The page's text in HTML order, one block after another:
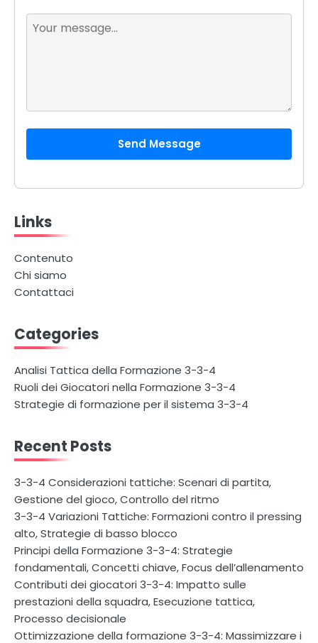
Send Message
Links
Contenuto
Chi siamo
Contattaci
Categories
Analisi Tattica della Formazione 3-3-4
Ruoli dei Giocatori nella Formazione 3-3-4
Strategie di formazione per il sistema 3-3-4
Recent Posts
3-3-4 Considerazioni tattiche: Scenari di partita,
Gestione del gioco, Controllo del ritmo
3-3-4 Variazioni Tattiche: Formazioni contro il pressing
alto, Strategie di basso blocco
Principi della Formazione 3-3-4: Strategie
fondamentali, Concetti chiave, Focus dell’allenamento
Contributi dei giocatori 3-3-4: Impatto sulle
prestazioni della squadra, Esecuzione tattica,
Processo decisionale
Ottimizzazione della formazione 3-3-4: Massimizzare i